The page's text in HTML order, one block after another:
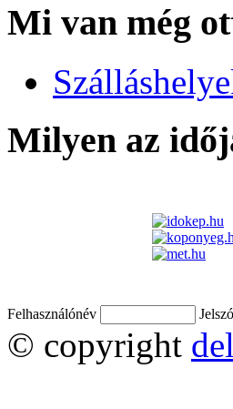
Mi van még
Milyen az
Felhasználónév Jelszó
© copyright